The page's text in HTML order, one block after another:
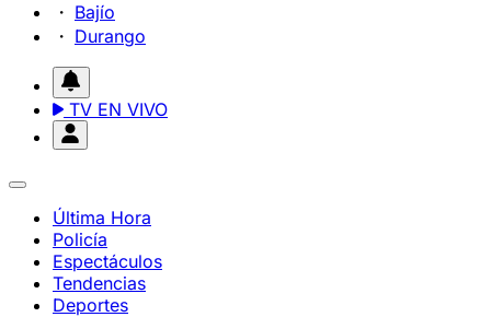
Bajío
Durango
TV EN VIVO
Última Hora
Policía
Espectáculos
Tendencias
Deportes